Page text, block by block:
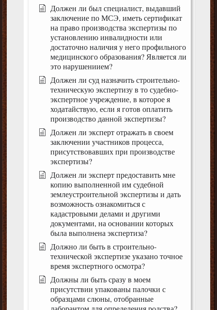
Должен ли был специалист, выдавший
заключение по МСЭ, иметь сертификат
на право производства экспертизы по
установлению инвалидности или
достаточно наличия у него профильного
медицинского образования? Является ли
это нарушениием?
Должен ли суд назначить строительно-
техническую экспертизу в то судебно-
экспертное учреждение, в которое я
ходатайствую, если я готов оплатить
производство данной экспертизы?
Должен ли эксперт отражать в своем
заключении участников процесса,
присутствовавших при производстве
экспертизы?
Должен ли эксперт предоставить мне
копию выполненной им судебной
землеустроительной экспертизы и дать
возможность ознакомиться с
кадастровыми делами и другими
документами, на основании которых
была выполнена экспертиза?
Должно ли быть в строительно-
технической экспертизе указано точное
время экспертного осмотра?
Должны ли быть сразу в моем
присутствии упакованы палочки с
образцами слюны, отобранные